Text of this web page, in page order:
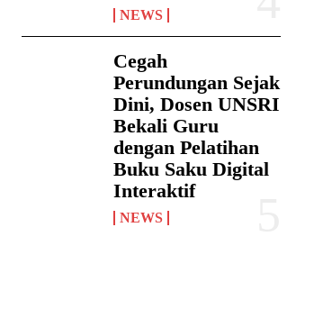
NEWS
Cegah
Perundungan Sejak
Dini, Dosen UNSRI
Bekali Guru
dengan Pelatihan
Buku Saku Digital
Interaktif
NEWS